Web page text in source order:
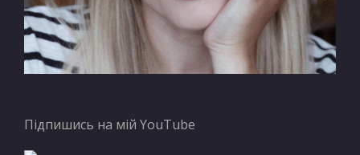
Підпишись на мій YouTube